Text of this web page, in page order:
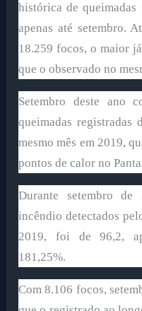
histórica de queimadas
apenas até setembro.
18.259 focos, o maior
que o observado no
Setembro deste ano
queimadas registradas
mesmo mês em 2019,
pontos de calor no
Durante setembro
incêndio detectados
2019, foi de 96,2,
181,25%.
Com 8.106 focos,